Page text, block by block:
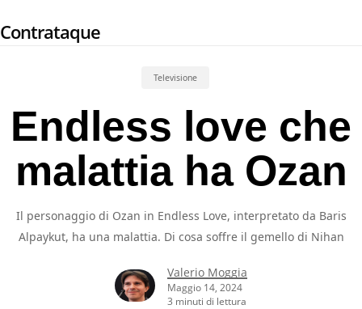
to
Contrataque
Televisione
Endless love che
malattia ha Ozan
Il personaggio di Ozan in Endless Love, interpretato da Baris
Alpaykut, ha una malattia. Di cosa soffre il gemello di Nihan
Valerio Moggia
Maggio 14, 2024
3 minuti di lettura